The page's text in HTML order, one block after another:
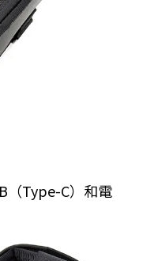
（Type-C）和電